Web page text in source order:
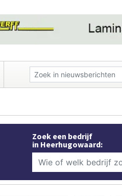
Zoek een bedrijf
in Heerhugowaard: